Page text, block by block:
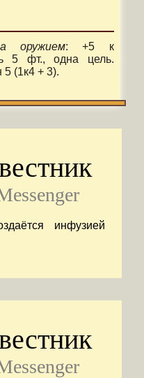
оружием: +5 к
5 фт., одна цель.
(1к4 + 3).
инфузией